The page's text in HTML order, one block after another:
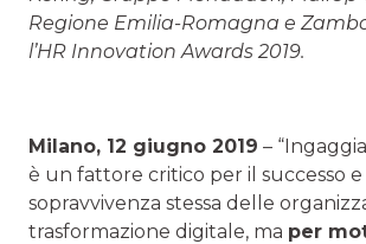
Regione Emilia-Romagna e
l’HR Innovation Awards 2019.
Milano, 12 giugno 2019 –
è un fattore critico per il successo e
sopravvivenza stessa delle
trasformazione digitale, ma per